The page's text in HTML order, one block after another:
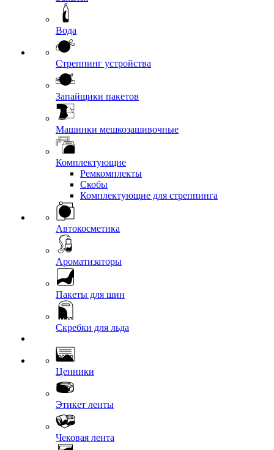
Вода
Стреппинг устройства
Запайщики пакетов
Машинки мешкозашивочные
Комплектующие
Ремкомплекты
Скобы
Комплектующие для стреппинга
Автокосметика
Ароматизаторы
Пакеты для шин
Скребки для льда
Ценники
Этикет ленты
Чековая лента